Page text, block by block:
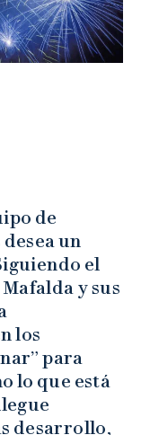
de
un
el
y sus
los
para
lo que está
desarrollo,